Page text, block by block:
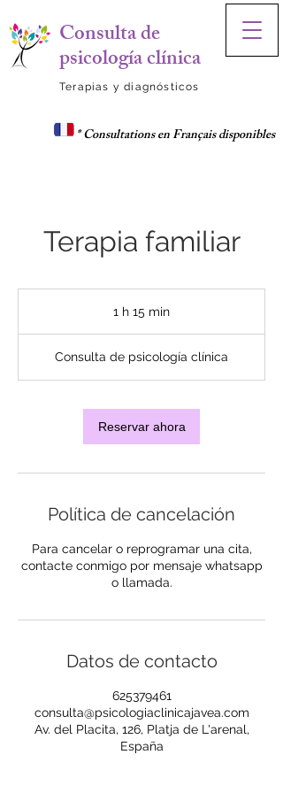
Consulta de
psicología clínica
Terapias y diagnósticos
* Consultations en Français disponibles
Terapia familiar
1 h 15 min
5
i
n
Consulta de psicología clínica
Reservar ahora
Política de cancelación
Para cancelar o reprogramar una cita,
contacte conmigo por mensaje whatsapp
o llamada.
Datos de contacto
625379461
consulta@psicologiaclinicajavea.com
Av. del Placita, 126, Platja de L'arenal,
España